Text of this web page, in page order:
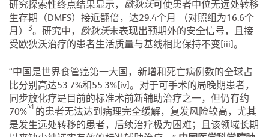
研究探索性终点结果显示， 欧狄沃可使患者中位无远处转移
生存期（DMFS）接近翻倍，达29.4个月 （对照组为16.6个
月）
3。研究中， 欧狄沃未表现出预期外的安全信号，且接
受欧狄沃治疗的患者生活质量与基线相比保持不变[iii]。
“中国是世界食管癌第一大国，新增和死亡病例数的全球占
比分别高达53.7%和55.3%[iv]。对于可手术的局晚期患者，
同步放化疗是目前的标准术前新辅助治疗之一，但仍有约
70%
[v]
的患者无法达到病理完全缓解，复发风险较高，尤其
是发生远处转移的患者，后续治疗极为困难；且该领域长期